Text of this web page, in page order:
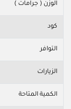
الوزن ( جرامات )
كود
التوافر
الزيارات
الكمية المتاحة